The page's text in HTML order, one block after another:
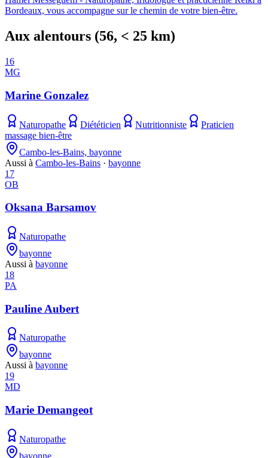
Bordeaux, vous accompagne sur le chemin de votre bien-être.
Aux alentours (56, < 25 km)
16
MG
Marine Gonzalez
Naturopathe Diététicien Nutritionniste
Praticien
massage bien-être
Cambo-les-Bains, bayonne
Aussi à Cambo-les-Bains · bayonne
17
OB
Oksana Barsamov
Naturopathe
bayonne
Aussi à bayonne
18
PA
Pauline Aubert
Naturopathe
bayonne
Aussi à bayonne
19
MD
Marie Demangeot
Naturopathe
bayonne